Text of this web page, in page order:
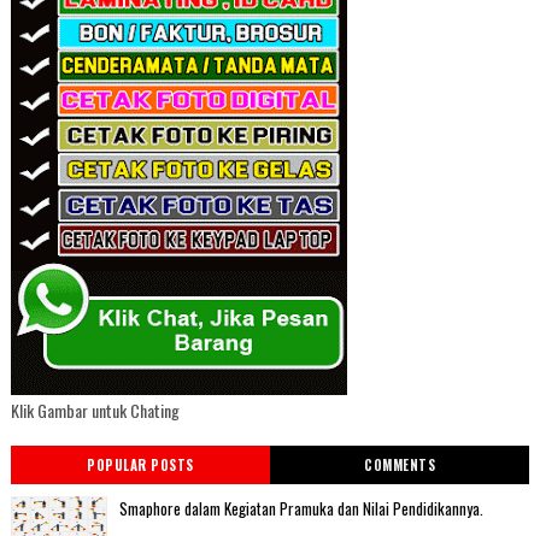
Klik Gambar untuk Chating
POPULAR POSTS COMMENTS
Smaphore dalam Kegiatan Pramuka dan Nilai Pendidikannya.